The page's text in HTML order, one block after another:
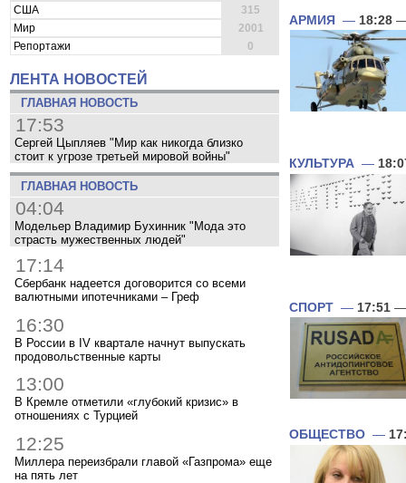
США
315
Мир
2001
Репортажи
0
ЛЕНТА НОВОСТЕЙ
ГЛАВНАЯ НОВОСТЬ
17:53
Сергей Цыпляев "Мир как никогда близко
стоит к угрозе третьей мировой войны"
ГЛАВНАЯ НОВОСТЬ
04:04
Модельер Владимир Бухинник "Мода это
страсть мужественных людей"
17:14
Сбербанк надеется договорится со всеми
валютными ипотечниками – Греф
16:30
В России в IV квартале начнут выпускать
продовольственные карты
13:00
В Кремле отметили «глубокий кризис» в
отношениях с Турцией
12:25
Миллера переизбрали главой «Газпрома» еще
на пять лет
АРМИЯ — 18:28 —
КУЛЬТУРА —
СПОРТ — 17:51 —
ОБЩЕСТВО —